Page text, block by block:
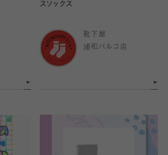
スソックス
靴下屋
浦和パルコ店